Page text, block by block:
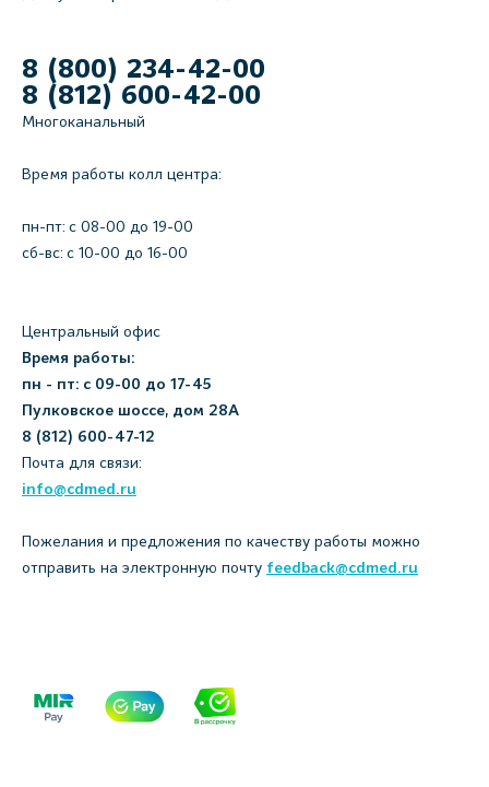
8 (800) 234-42-00
8 (812) 600-42-00
Многоканальный
Время работы колл центра:
пн-пт: c 08-00 до 19-00
сб-вс: с 10-00 до 16-00
Центральный офис
Время работы:
пн - пт: с 09-00 до 17-45
Пулковское шоссе, дом 28А
8 (812) 600-47-12
Почта для связи:
info@cdmed.ru
Пожелания и предложения по качеству работы можно
отправить на электронную почту feedback@cdmed.ru